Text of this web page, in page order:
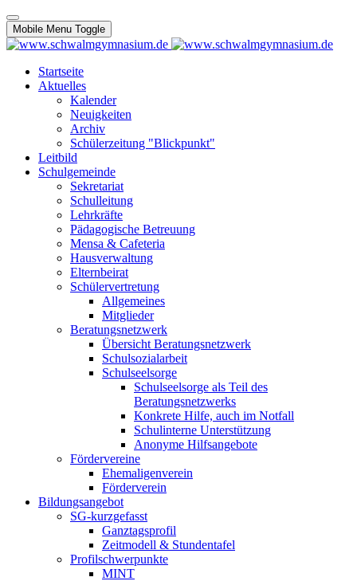
Mobile Menu Toggle
Startseite
Aktuelles
Kalender
Neuigkeiten
Archiv
Schülerzeitung "Blickpunkt"
Leitbild
Schulgemeinde
Sekretariat
Schulleitung
Lehrkräfte
Pädagogische Betreuung
Mensa & Cafeteria
Hausverwaltung
Elternbeirat
Schülervertretung
Allgemeines
Mitglieder
Beratungsnetzwerk
Übersicht Beratungsnetzwerk
Schulsozialarbeit
Schulseelsorge
Schulseelsorge als Teil des
Beratungsnetzwerks
Konkrete Hilfe, auch im Notfall
Schulinterne Unterstützung
Anonyme Hilfsangebote
Fördervereine
Ehemaligenverein
Förderverein
Bildungsangebot
SG-kurzgefasst
Ganztagsprofil
Zeitmodell & Stundentafel
Profilschwerpunkte
MINT